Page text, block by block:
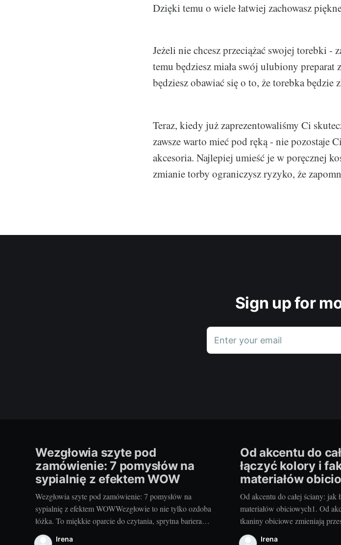
Dzięki temu o wiele łatwiej zachowasz
Jeżeli nie chcesz przeciążać swojej torebki -
temu będziesz miała swój ulubiony preparat
będziesz obawiać się o to, że torebka będzie
Teraz, kiedy już zaprezentowaliśmy Ci
zawsze warto mieć pod ręką - nie pozostaje
akcesoria. Najlepiej umieść je w poręcznej
zmianie torby ograniczysz ryzyko, że
Sign up for
Enter your email
Wezgłowia szyte pod
zamówienie: 7 pomysłów na
sypialnię z efektem WOW
Wezgłowia szyte pod zamówienie: 7 pomysłów na
sypialnię z efektem WOWWezgłowie to nie tylko ozdoba
łóżka. To miękkie oparcie do czytania, sprytna bariera
akustyczna i najprostszy sposób na nadanie sypialni
Irena
Od akcentu do
łączyć kolory i
materiałów
Od akcentu do całej ściany: jak
materiałów obiciowych1. Od
tkaniny obiciowe zmieniają
odmienić wnętrze szybciej niż
Irena